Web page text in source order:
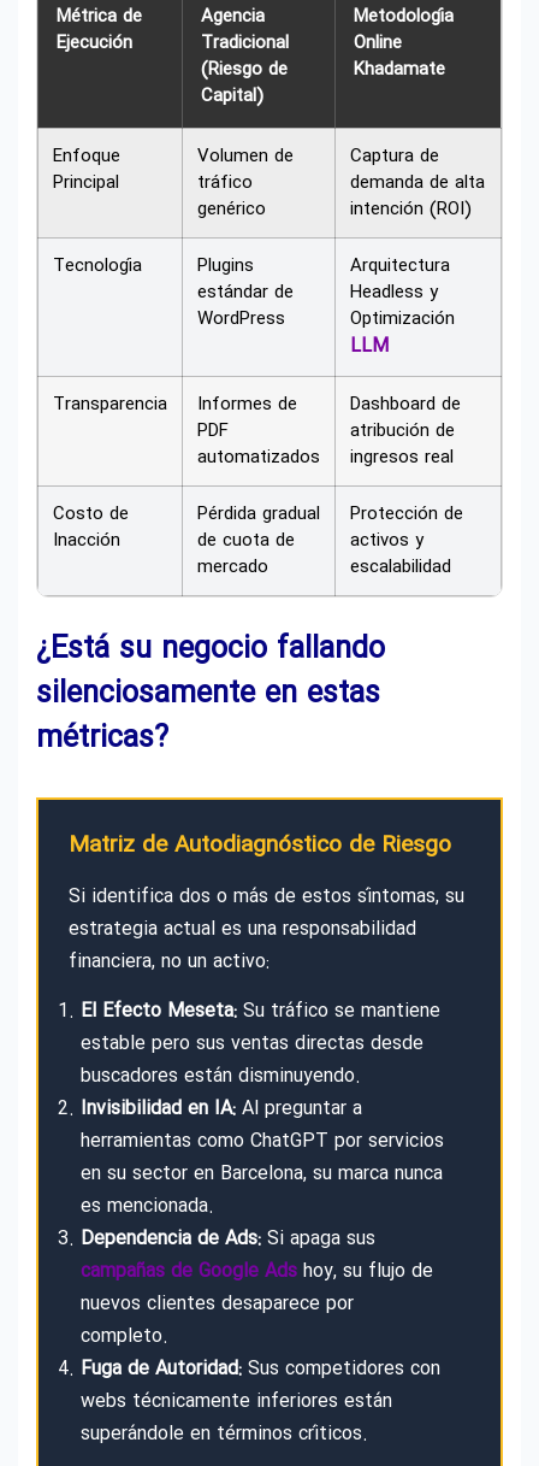
Métrica de
Ejecución
Agencia
Tradicional
(Riesgo de
Capital)
Metodología
Online
Khadamate
Enfoque
Principal
Volumen de
tráfico
genérico
Captura de
demanda de alta
intención (ROI)
Tecnología
Plugins
estándar de
WordPress
Arquitectura
Headless y
Optimización
LLM
Transparencia
Informes de
PDF
automatizados
Dashboard de
atribución de
ingresos real
Costo de
Inacción
Pérdida gradual
de cuota de
mercado
Protección de
activos y
escalabilidad
¿Está su negocio fallando
silenciosamente en estas
métricas?
Matriz de Autodiagnóstico de Riesgo
Si identifica dos o más de estos síntomas, su
estrategia actual es una responsabilidad
financiera, no un activo:
El Efecto Meseta: Su tráfico se mantiene
estable pero sus ventas directas desde
buscadores están disminuyendo.
Invisibilidad en IA: Al preguntar a
herramientas como ChatGPT por servicios
en su sector en Barcelona, su marca nunca
es mencionada.
Dependencia de Ads: Si apaga sus
campañas de Google Ads hoy, su flujo de
nuevos clientes desaparece por
completo.
Fuga de Autoridad: Sus competidores con
webs técnicamente inferiores están
superándole en términos críticos.